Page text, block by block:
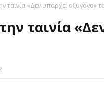
ταινία «Δεν υπάρχει οξυγόνο»
ταινία